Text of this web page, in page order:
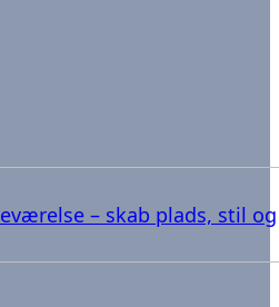
– skab plads, stil og